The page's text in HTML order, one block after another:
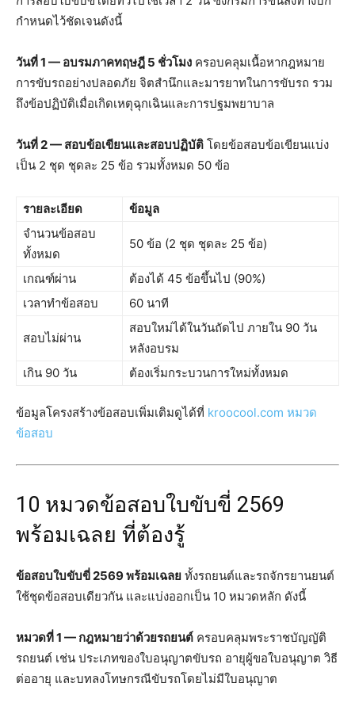
กำหนดไว้ชัดเจนดังนี้
วันที่ 1 — อบรมภาคทฤษฎี 5 ชั่วโมง ครอบคลุมเนื้อหากฎหมาย
การขับรถอย่างปลอดภัย จิตสำนึกและมารยาทในการขับรถ รวม
ถึงข้อปฏิบัติเมื่อเกิดเหตุฉุกเฉินและการปฐมพยาบาล
วันที่ 2 — สอบข้อเขียนและสอบปฏิบัติ โดยข้อสอบข้อเขียนแบ่ง
เป็น 2 ชุด ชุดละ 25 ข้อ รวมทั้งหมด 50 ข้อ
รายละเอียด
ข้อมูล
จำนวนข้อสอบ
ทั้งหมด
50 ข้อ (2 ชุด ชุดละ 25 ข้อ)
เกณฑ์ผ่าน
ต้องได้ 45 ข้อขึ้นไป (90%)
เวลาทำข้อสอบ
60 นาที
สอบไม่ผ่าน
สอบใหม่ได้ในวันถัดไป ภายใน 90 วัน
หลังอบรม
เกิน 90 วัน
ต้องเริ่มกระบวนการใหม่ทั้งหมด
ข้อมูลโครงสร้างข้อสอบเพิ่มเติมดูได้ที่ kroocool.com หมวด
ข้อสอบ
10 หมวดข้อสอบใบขับขี่ 2569
พร้อมเฉลย ที่ต้องรู้
ข้อสอบใบขับขี่ 2569 พร้อมเฉลย ทั้งรถยนต์และรถจักรยานยนต์
ใช้ชุดข้อสอบเดียวกัน และแบ่งออกเป็น 10 หมวดหลัก ดังนี้
หมวดที่ 1 — กฎหมายว่าด้วยรถยนต์ ครอบคลุมพระราชบัญญัติ
รถยนต์ เช่น ประเภทของใบอนุญาตขับรถ อายุผู้ขอใบอนุญาต วิธี
ต่ออายุ และบทลงโทษกรณีขับรถโดยไม่มีใบอนุญาต